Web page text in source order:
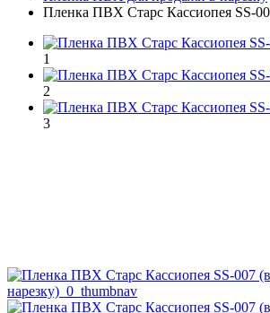
Пленка ПВХ Старс Кассиопея SS-
1
2
3